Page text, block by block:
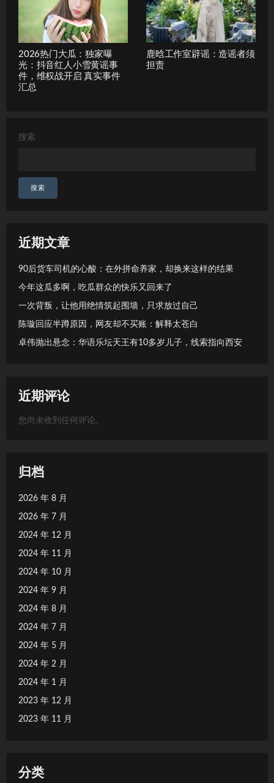
2026热门大瓜：独家曝
光：抖音红人小雪黄谣事
件，维权战开启 真实事件
汇总
鹿晗工作室辟谣：造谣者须
担责
搜索
搜索
近期文章
90后货车司机的心酸：在外拼命养家，却换来这样的结果
今年这瓜多啊，吃瓜群众的快乐又回来了
一次背叛，让他用绝情筑起围墙，只求放过自己
陈璇回应半蹲原因，网友却不买账：解释太苍白
卓伟抛出悬念：华语乐坛天王有10多岁儿子，线索指向西安
近期评论
您尚未收到任何评论。
归档
2026 年 8 月
2026 年 7 月
2024 年 12 月
2024 年 11 月
2024 年 10 月
2024 年 9 月
2024 年 8 月
2024 年 7 月
2024 年 5 月
2024 年 2 月
2024 年 1 月
2023 年 12 月
2023 年 11 月
分类